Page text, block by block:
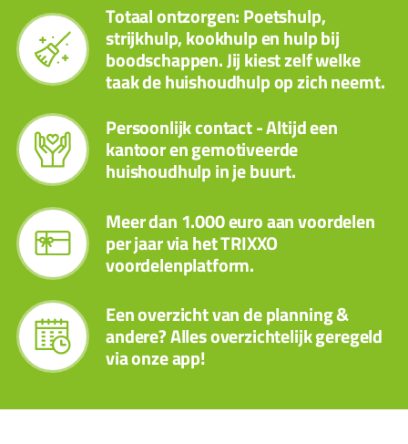
Totaal ontzorgen: Poetshulp,
strijkhulp, kookhulp en hulp bij
boodschappen. Jij kiest zelf welke
taak de huishoudhulp op zich neemt.
Persoonlijk contact - Altijd een
kantoor en gemotiveerde
huishoudhulp in je buurt.
Meer dan 1.000 euro aan voordelen
per jaar via het TRIXXO
voordelenplatform.
Een overzicht van de planning &
andere? Alles overzichtelijk geregeld
via onze app!